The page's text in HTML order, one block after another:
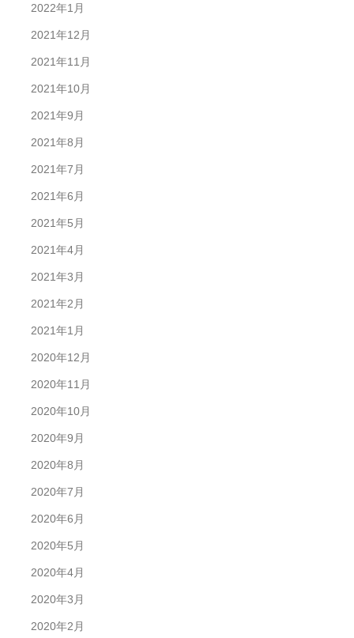
2022年1月
2021年12月
2021年11月
2021年10月
2021年9月
2021年8月
2021年7月
2021年6月
2021年5月
2021年4月
2021年3月
2021年2月
2021年1月
2020年12月
2020年11月
2020年10月
2020年9月
2020年8月
2020年7月
2020年6月
2020年5月
2020年4月
2020年3月
2020年2月